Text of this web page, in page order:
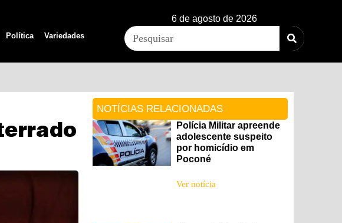
Política Variedades
6 de agosto de 2026
NOTÍCIAS RELACIONADAS
Polícia Militar apreende
adolescente suspeito
por homicídio em
Poconé
Ver notícia